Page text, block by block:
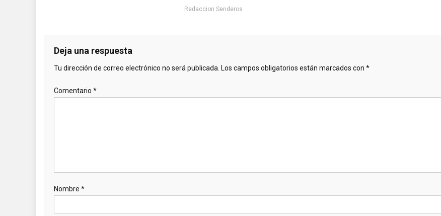
Redaccion Senderos
Deja una respuesta
Tu dirección de correo electrónico no será publicada. Los campos obligatorios están marcados con *
Comentario *
Nombre *